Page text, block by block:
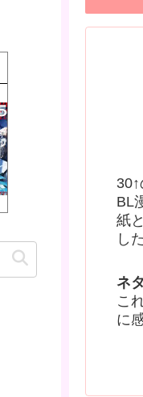
30↑
BL
紙
し
ネ
こ
に